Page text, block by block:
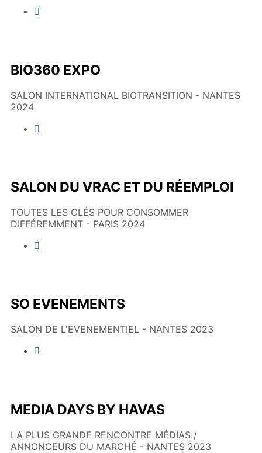
BIO360 EXPO
SALON INTERNATIONAL BIOTRANSITION - NANTES
2024
SALON DU VRAC ET DU RÉEMPLOI
TOUTES LES CLÉS POUR CONSOMMER
DIFFÉREMMENT - PARIS 2024
SO EVENEMENTS
SALON DE L'EVENEMENTIEL - NANTES 2023
MEDIA DAYS BY HAVAS
LA PLUS GRANDE RENCONTRE MÉDIAS /
ANNONCEURS DU MARCHÉ - NANTES 2023